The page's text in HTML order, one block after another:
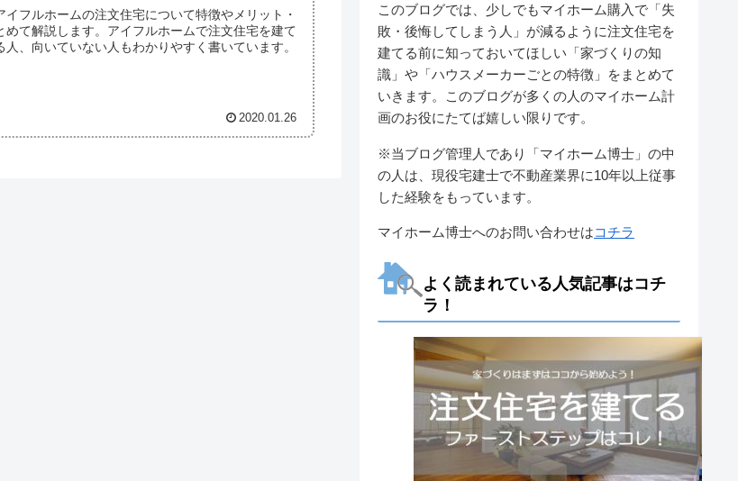
イフルホームの注文住宅について特徴やメリット・
めて解説します。アイフルホームで注文住宅を建て
人、向いていない人もわかりやすく書いています。
2020.01.26
このブログでは、少しでもマイホーム購入で「失
敗・後悔してしまう人」が減るように注文住宅を
建てる前に知っておいてほしい「家づくりの知
識」や「ハウスメーカーごとの特徴」をまとめて
いきます。このブログが多くの人のマイホーム計
画のお役にたてば嬉しい限りです。
※当ブログ管理人であり「マイホーム博士」の中
の人は、現役宅建士で不動産業界に10年以上従事
した経験をもっています。
マイホーム博士へのお問い合わせはコチラ
よく読まれている人気記事はコチ
ラ！